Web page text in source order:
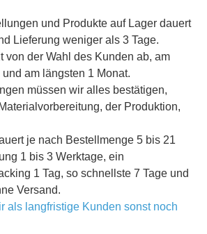
und Produkte auf Lager dauert
Lieferung weniger als 3 Tage.
von der Wahl des Kunden ab, am
am längsten 1 Monat.
müssen wir alles bestätigen,
der Produktion,
je nach Bestellmenge 5 bis 21
1 bis 3 Werktage, ein
1 Tag, so schnellste 7 Tage und
Versand.
als langfristige Kunden sonst noch